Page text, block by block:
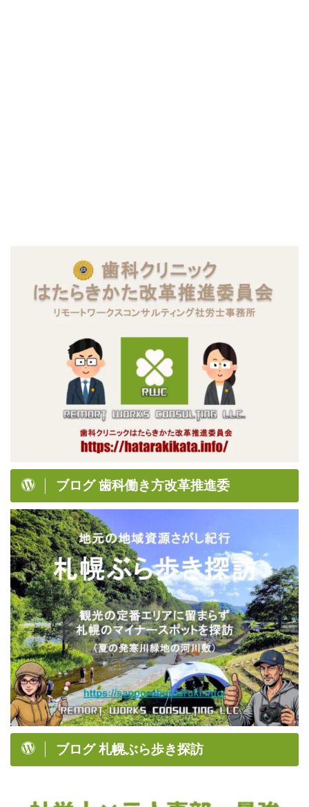
ブログ 歯科働き方改革推進委
ブログ 札幌ぶら歩き探訪